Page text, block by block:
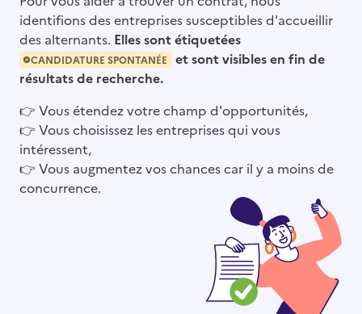
identifions des entreprises susceptibles d'accueillir
des alternants. Elles sont étiquetées
CANDIDATURE SPONTANÉE
et sont visibles en fin de
résultats de recherche.
👉 Vous étendez votre champ d'opportunités,
👉 Vous choisissez les entreprises qui vous
intéressent,
👉 Vous augmentez vos chances car il y a moins de
concurrence.